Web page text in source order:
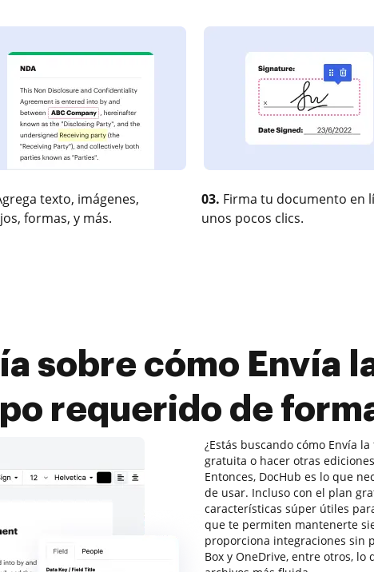
texto, imágenes,
formas, y más.
03. Firma tu documento en
unos pocos clics.
sobre cómo Envía
requerido de
¿Estás buscando cómo Envía
gratuita o hacer otras
Entonces, DocHub es lo que
de usar. Incluso con el plan
características súper útiles
que te permiten mantenerte
proporciona integraciones sin
Box y OneDrive, entre otros,